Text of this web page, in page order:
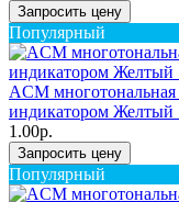
Запросить цену
Популярный
ACM
индикатором Желтый
1.00р.
Запросить цену
Популярный